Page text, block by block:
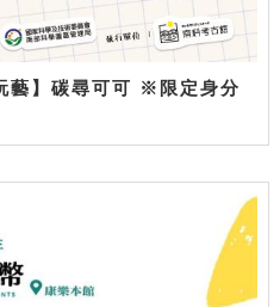
藝】碳尋可可 ※限定身分